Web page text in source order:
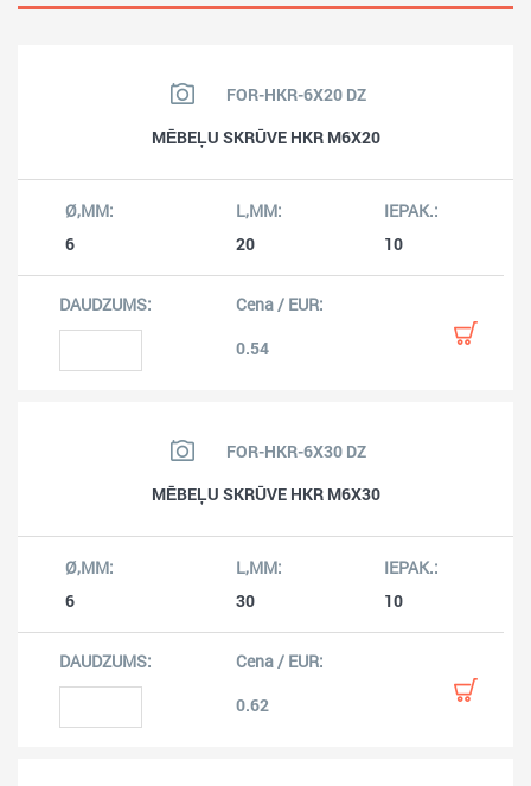
FOR-HKR-6X20 DZ
MĒBEĻU SKRŪVE HKR M6X20
6 20 10
0.54
FOR-HKR-6X30 DZ
MĒBEĻU SKRŪVE HKR M6X30
6 30 10
0.62